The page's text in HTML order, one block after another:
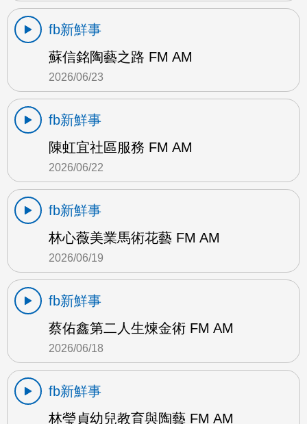
fb新鮮事
蘇信銘陶藝之路 FM AM
2026/06/23
fb新鮮事
陳虹宜社區服務 FM AM
2026/06/22
fb新鮮事
林心薇美業馬術花藝 FM AM
2026/06/19
fb新鮮事
蔡佑鑫第二人生煉金術 FM AM
2026/06/18
fb新鮮事
林瑩貞幼兒教育與陶藝 FM AM